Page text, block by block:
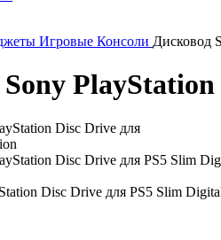
Игровые Консоли Дисковод
Sony
Disc Drive для PS5 Slim